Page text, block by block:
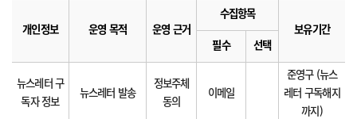
개인정보 운영 목적 운영 근거
수집항목
보유기간
필수
선택
뉴스레터 구
독자 정보
뉴스레터 발송
정보주체
동의
이메일
준영구 (뉴스
레터 구독해지
까지)